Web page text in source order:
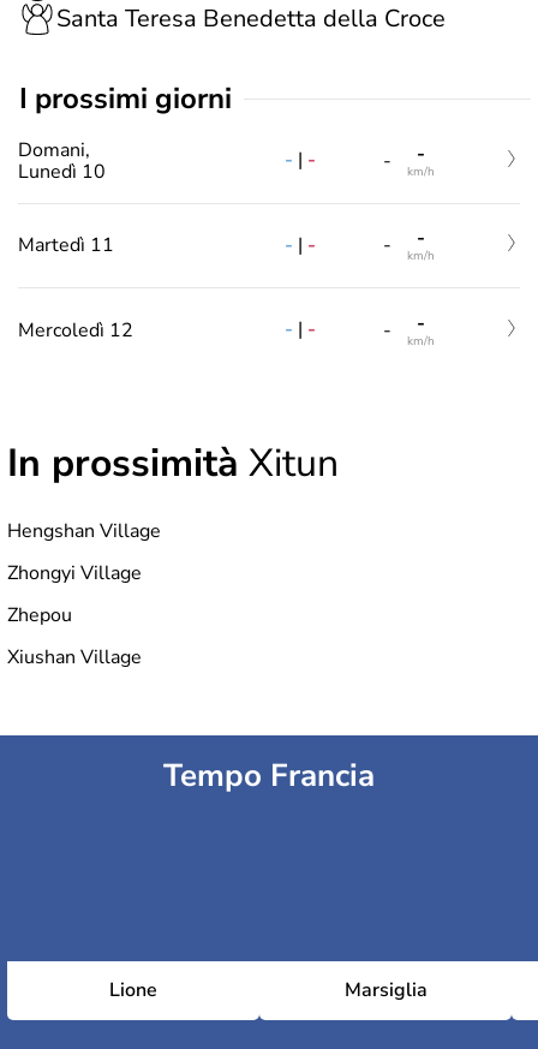
Santa Teresa Benedetta della Croce
i prossimi giorni
Domani,
Lunedì 10
- | - - -
km/h
Martedì 11 - | - - -
km/h
Mercoledì 12 - | - - -
km/h
In prossimità Xitun
Hengshan Village
Zhongyi Village
Zhepou
Xiushan Village
Tempo Francia
Lione Marsiglia